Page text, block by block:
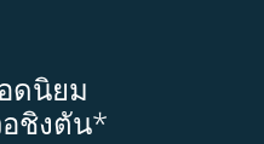
ดนิยม
อชิงตัน*